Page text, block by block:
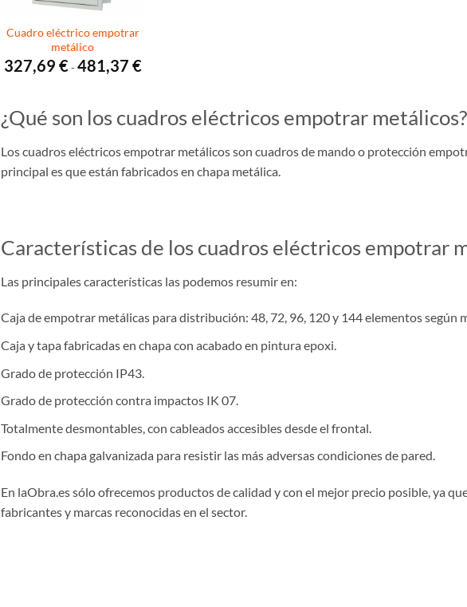
Cuadro eléctrico empotrar
metálico
327,69 € - 481,37 €Rango
de
hasta
481,37 €
¿Qué son los cuadros eléctricos empotrar metálicos?
Los cuadros eléctricos empotrar metálicos son cuadros de mando o protección
principal es que están fabricados en chapa metálica.
Características de los cuadros eléctricos empotrar
Las principales características las podemos resumir en:
Caja de empotrar metálicas para distribución: 48, 72, 96, 120 y 144 elementos según
Caja y tapa fabricadas en chapa con acabado en pintura epoxi.
Grado de protección IP43.
Grado de protección contra impactos IK 07.
Totalmente desmontables, con cableados accesibles desde el frontal.
Fondo en chapa galvanizada para resistir las más adversas condiciones de pared.
En laObra.es sólo ofrecemos productos de calidad y con el mejor precio posible, ya
fabricantes y marcas reconocidas en el sector.